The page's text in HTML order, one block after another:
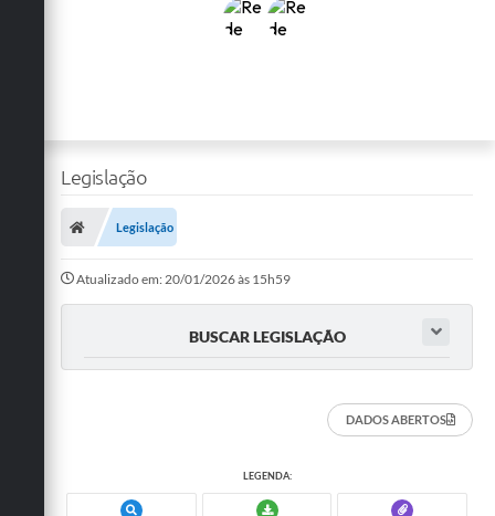
Legislação
Legislação
Atualizado em: 20/01/2026 às 15h59
BUSCAR LEGISLAÇÃO
DADOS ABERTOS
LEGENDA: